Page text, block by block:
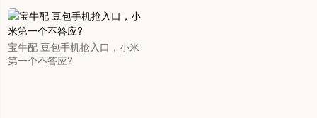
宝牛配 豆包手机抢入口，小米
第一个不答应?